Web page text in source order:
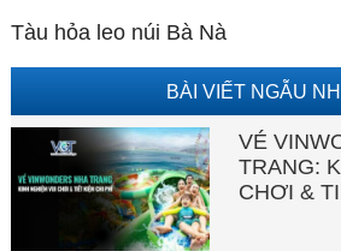
Tàu hỏa leo núi Bà Nà
BÀI VIẾT NGẪU
VÉ
TRANG:
CHƠI &